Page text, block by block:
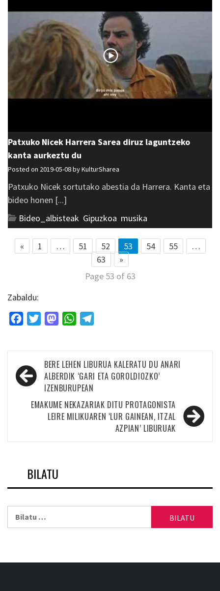
Patxuko Nicek Harrera Sarea diruz laguntzeko
kanta aurkeztu du
Posted on 2019-05-08 byKulturSharea
Patxuko Nicek sortutako abestia da Harrera. Kanta eta
bideo honen [...]
Bideo_albisteak Gipuzkoa musika
« 1 … 51 52 53 54 55
…
63
»
Page 53 of 63
Zabaldu:
FacebookTwitterMastodonWhatsApp
Bidalketetan
zehar
nabigatu
BERE LEHEN LIBURUA KALERATU DU ANARI
ALBERDIK ‘GARI ETA GOROLDIOZKO’
IZENBURUPEAN
EMAKUME NEKAZARIAK DITU PROTAGONISTA
LEIRE MILIKUAREN ‘LUR GAINEAN, ITZAL
AZPIAN’ LIBURUAK
BILATU